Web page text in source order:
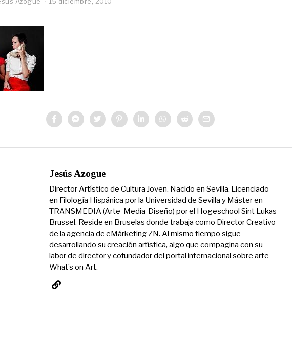
Jesús Azogue
Director Artístico de Cultura Joven. Nacido en Sevilla. Licenciado
en Filología Hispánica por la Universidad de Sevilla y Máster en
TRANSMEDIA (Arte-Media-Diseño) por el Hogeschool Sint Lukas
Brussel. Reside en Bruselas donde trabaja como Director Creativo
de la agencia de eMárketing ZN. Al mismo tiempo sigue
desarrollando su creación artística, algo que compagina con su
labor de director y cofundador del portal internacional sobre arte
What’s on Art.